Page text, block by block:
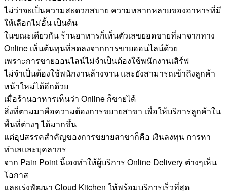
ไม่ว่าจะเป็นความสะดวกสบาย ความหลากหลายของอาหารที่มี
ให้เลือกไม่อั้น เป็นต้น
ในขณะเดียวกัน ร้านอาหารก็เห็นตัวเลขยอดขายที่มาจากทาง
Online เห็นต้นทุนที่ลดลงจากการขายออนไลน์ด้วย
เพราะการขายออนไลน์ไม่จำเป็นต้องใช้พนักงานเสิร์ฟ
ไม่จำเป็นต้องใช้พนักงานล้างจาน และยังสามารถเข้าถึงลูกค้า
หน้าใหม่ได้อีกด้วย
เมื่อร้านอาหารเห็นว่า Online ก็ขายได้
สิ่งที่ตามมาคือความต้องการขยายสาขา เพื่อให้บริการลูกค้าใน
พื้นที่ต่างๆ ได้มากขึ้น
แต่อุปสรรคสำคัญของการขยายสาขาก็คือ เงินลงทุน การหา
ทำเลและบุคลากร
จาก Pain Point นี้เองทำให้ผู้บริการ Online Delivery ต่างๆเห็น
โอกาส
และเร่งพัฒนา Cloud Kitchen ให้พร้อมบริการเร็วที่สุด